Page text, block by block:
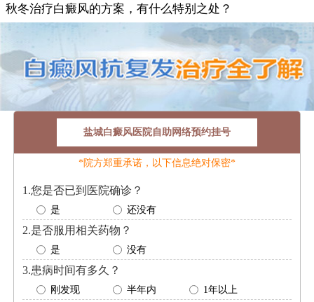
秋冬治疗白癜风的方案，有什么特别之处？
盐城白癜风医院自助网络预约挂号
*院方郑重承诺，以下信息绝对保密*
1.您是否已到医院确诊？
是 还没有
2.是否服用相关药物？
是 没有
3.患病时间有多久？
刚发现 半年内 1年以上